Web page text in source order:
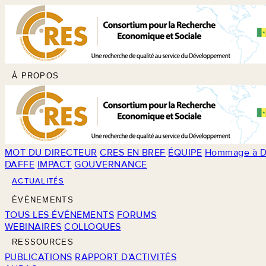
À PROPOS
MOT DU DIRECTEUR CRES EN BREF ÉQUIPE Hommage à
DAFFE IMPACT GOUVERNANCE
ACTUALITÉS
ÉVÉNEMENTS
TOUS LES ÉVÉNEMENTS FORUMS
WEBINAIRES COLLOQUES
RESSOURCES
PUBLICATIONS RAPPORT D'ACTIVITÉS